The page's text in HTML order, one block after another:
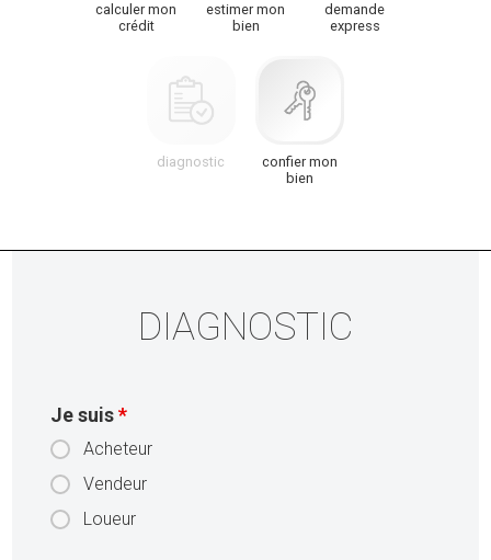
calculer mon
crédit
estimer mon
bien
demande
express
diagnostic
confier mon
bien
DIAGNOSTIC
Je suis*
Acheteur
Vendeur
Loueur